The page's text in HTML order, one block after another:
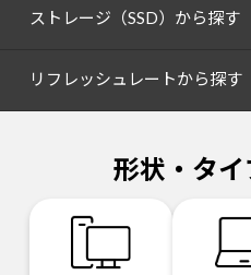
ストレージ（SSD）から探す
リフレッシュレートから探す
形状・タ